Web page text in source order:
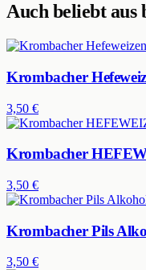
Auch beliebt aus
Krombacher
3,50 €
Krombacher
3,50 €
Krombacher Pils
3,50 €